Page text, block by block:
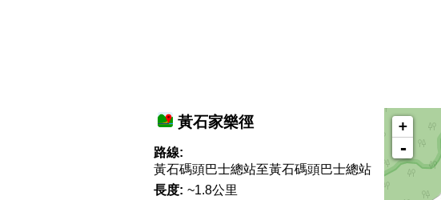
黃石家樂徑
路線:
黃石碼頭巴士總站至黃石碼頭巴士總站
長度: ~1.8公里
+
-